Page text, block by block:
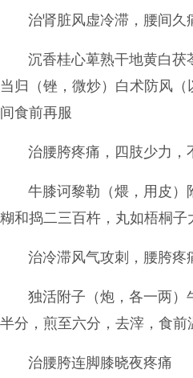
治肾脏风虚冷滞，腰间久
沉香桂心萆熟干地黄白茯
当归（锉，微炒）白术防风
间食前再服
治腰胯疼痛，四肢少力，
牛膝诃黎勒（煨，用皮）
糊和捣二三百杵，丸如梧桐
治冷滞风气攻刺，腰胯疼
独活附子（炮，各一两）
半分，煎至六分，去滓，食前
治腰胯连脚膝晓夜疼痛